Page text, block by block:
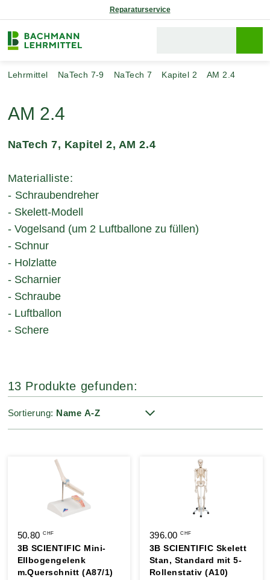
Reparaturservice
Lehrmittel NaTech 7-9 NaTech 7 Kapitel 2 AM 2.4
AM 2.4
NaTech 7, Kapitel 2, AM 2.4
Materialliste:
- Schraubendreher
- Skelett-Modell
- Vogelsand (um 2 Luftballone zu füllen)
- Schnur
- Holzlatte
- Scharnier
- Schraube
- Luftballon
- Schere
13 Produkte gefunden:
Sortierung:
50.80CHF
3B SCIENTIFIC Mini-
Ellbogengelenk
m.Querschnitt (A87/1)
396.00CHF
3B SCIENTIFIC Skelett
Stan, Standard mit 5-
Rollenstativ (A10)